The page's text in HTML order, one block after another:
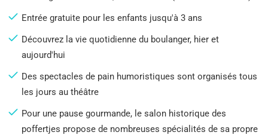
Entrée gratuite pour les enfants jusqu'à 3 ans
Découvrez la vie quotidienne du boulanger, hier et
aujourd'hui
Des spectacles de pain humoristiques sont organisés tous
les jours au théâtre
Pour une pause gourmande, le salon historique des
poffertjes propose de nombreuses spécialités de sa propre